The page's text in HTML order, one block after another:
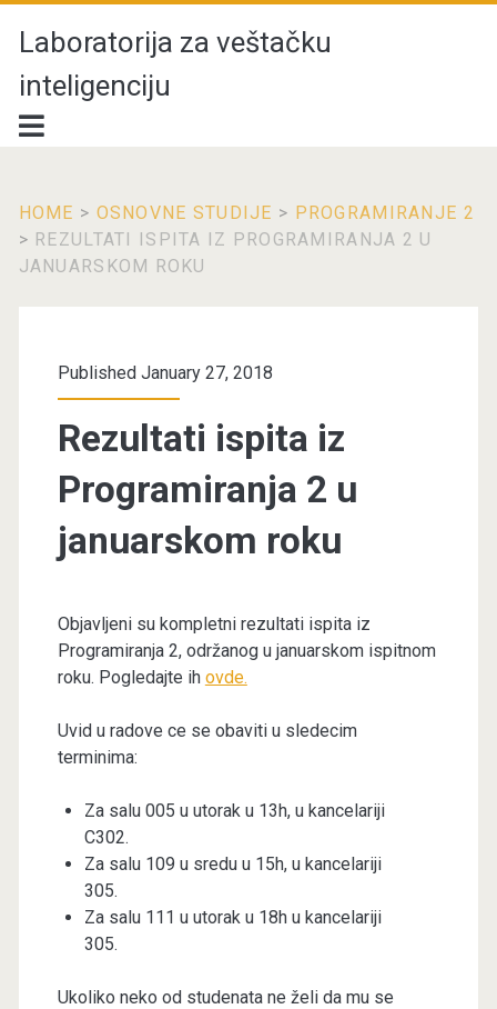
Laboratorija za veštačku
inteligenciju
HOME > OSNOVNE STUDIJE > PROGRAMIRANJE 2
> REZULTATI ISPITA IZ PROGRAMIRANJA 2 U
JANUARSKOM ROKU
Published January 27, 2018
Rezultati ispita iz
Programiranja 2 u
januarskom roku
Objavljeni su kompletni rezultati ispita iz
Programiranja 2, održanog u januarskom ispitnom
roku. Pogledajte ih ovde.
Uvid u radove ce se obaviti u sledecim
terminima:
Za salu 005 u utorak u 13h, u kancelariji
C302.
Za salu 109 u sredu u 15h, u kancelariji
305.
Za salu 111 u utorak u 18h u kancelariji
305.
Ukoliko neko od studenata ne želi da mu se